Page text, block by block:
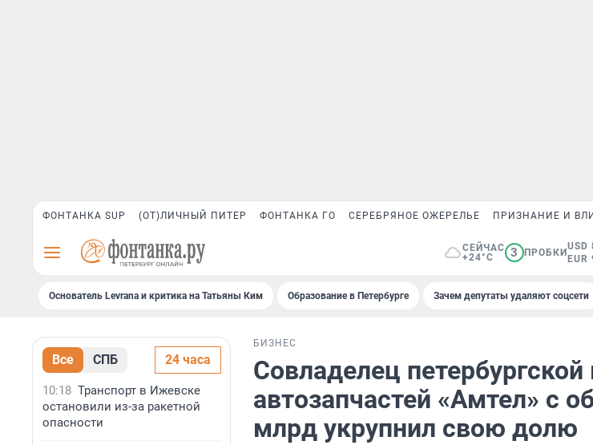
ФОНТАНКА SUP (ОТ)ЛИЧНЫЙ ПИТЕР ФОНТАНКА ГО СЕРЕБРЯНОЕ ОЖЕРЕЛЬЕ ПРИЗНАНИЕ И
СЕЙЧАС
+24°C
3 ПРОБКИ
USD
EUR
Основатель Levrana и критика на Татьяны Ким Образование в Петербурге Зачем депутаты удаляют соцсети
Все СПБ 24 часа
10:18 Транспорт в Ижевске
остановили из-за ракетной
опасности
БИЗНЕС
Совладелец
автозапчастей «Амтел» с
млрд укрупнил свою долю